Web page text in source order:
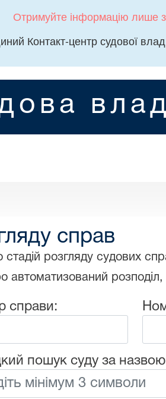
Отримуйте інформацію лише
Контакт-центр судової
справ
стадій розгляду судових
автоматизований
справи:
пошук суду за